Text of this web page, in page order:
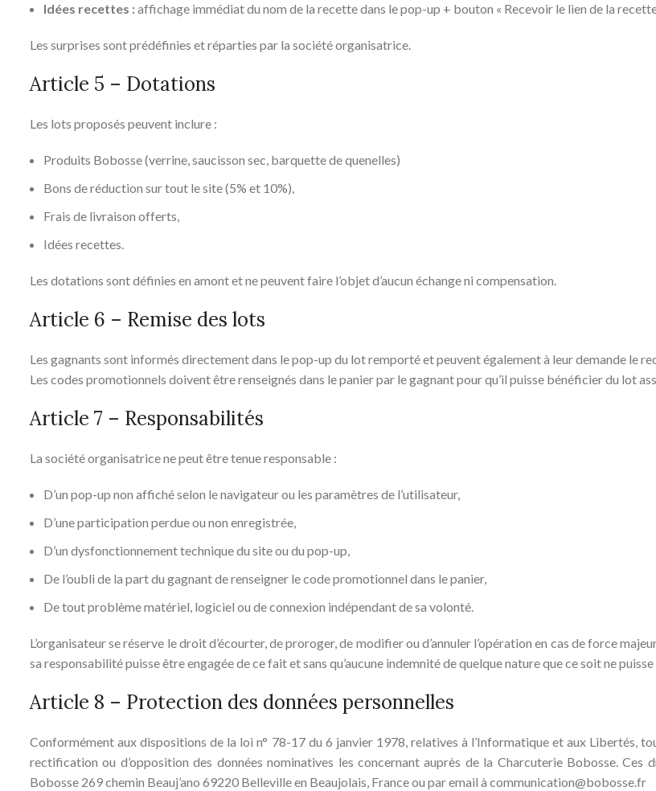
Idées recettes :affichage immédiat du nom de la recette dans le pop-up + bouton « Recevoir le lien de la
Les surprises sont prédéfinies et réparties par la société organisatrice.
Article 5 – Dotations
Les lots proposés peuvent inclure :
Produits Bobosse (verrine, saucisson sec, barquette de quenelles)
Bons de réduction sur tout le site (5% et 10%),
Frais de livraison offerts,
Idées recettes.
Les dotations sont définies en amont et ne peuvent faire l’objet d’aucun échange ni compensation.
Article 6 – Remise des lots
Les gagnants sont informés directement dans le pop-up du lot remporté et peuvent également à leur demande le
Les codes promotionnels doivent être renseignés dans le panier par le gagnant pour qu’il puisse bénéficier du lot
Article 7 – Responsabilités
La société organisatrice ne peut être tenue responsable :
D’un pop-up non affiché selon le navigateur ou les paramètres de l’utilisateur,
D’une participation perdue ou non enregistrée,
D’un dysfonctionnement technique du site ou du pop-up,
De l’oubli de la part du gagnant de renseigner le code promotionnel dans le panier,
De tout problème matériel, logiciel ou de connexion indépendant de sa volonté.
L’organisateur se réserve le droit d’écourter, de proroger, de modifier ou d’annuler l’opération en cas de force
sa responsabilité puisse être engagée de ce fait et sans qu’aucune indemnité de quelque nature que ce soit ne
Article 8 – Protection des données personnelles
Conformément aux dispositions de la loi n° 78-17 du 6 janvier 1978, relatives à l’Informatique et aux Libertés,
rectification ou d’opposition des données nominatives les concernant auprès de la Charcuterie Bobosse.
Bobosse 269 chemin Beauj’ano 69220 Belleville en Beaujolais, France ou par email à communication@bobosse.fr